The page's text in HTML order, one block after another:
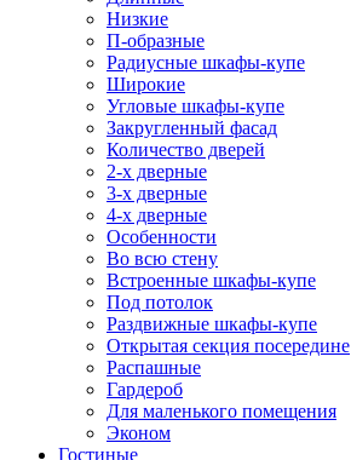
Низкие
П-образные
Радиусные шкафы-купе
Широкие
Угловые шкафы-купе
Закругленный фасад
Количество дверей
2-х дверные
3-х дверные
4-х дверные
Особенности
Во всю стену
Встроенные шкафы-купе
Под потолок
Раздвижные шкафы-купе
Открытая секция посередине
Распашные
Гардероб
Для маленького помещения
Эконом
Гостиные